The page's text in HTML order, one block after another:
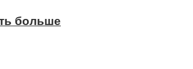
больше